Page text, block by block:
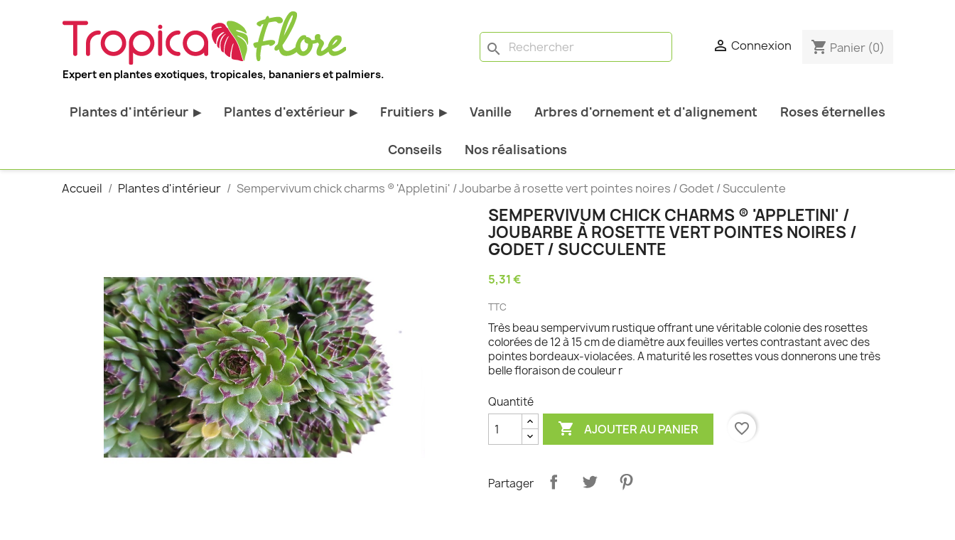
Expert en plantes exotiques, tropicales, bananiers et palmiers.
search  Connexion shopping_cart Panier (0)
Plantes d'intérieur ▶
Plantes pour bureau
Palmier d'intérieur
Plantes d'extérieur ▶
Toutes les plantes d'extérieur
Bananiers rustiques
Palmiers rustiques
Plantes grimpantes
Fourgères
Bambous et graminées
Fruitiers ▶
Tous les fruitiers
Arbres et arbustes fruitiers
Agrumes
Fruitiers Colonnaires
Vanille Arbres d'ornement et d'alignement Roses éternelles
Conseils Nos réalisations
Accueil Plantes d'intérieur Sempervivum chick charms ® 'Appletini' / Joubarbe à rosette vert pointes noires / Godet / Succulente
SEMPERVIVUM CHICK CHARMS ® 'APPLETINI' /
JOUBARBE À ROSETTE VERT POINTES NOIRES /
GODET / SUCCULENTE
5,31 €
TTC
Très beau sempervivum rustique offrant une véritable colonie des rosettes
colorées de 12 à 15 cm de diamètre aux feuilles vertes contrastant avec des
pointes bordeaux-violacées. A maturité les rosettes vous donnerons une très
belle floraison de couleur r
Quantité
 AJOUTER AU PANIER favorite_border
Partager